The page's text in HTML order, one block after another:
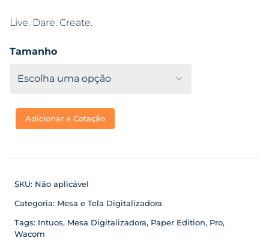
Live. Dare. Create.
Tamanho
Adicionar a Cotação
SKU: Não aplicável
Categoria: Mesa e Tela Digitalizadora
Tags: Intuos, Mesa Digitalizadora, Paper Edition, Pro,
Wacom